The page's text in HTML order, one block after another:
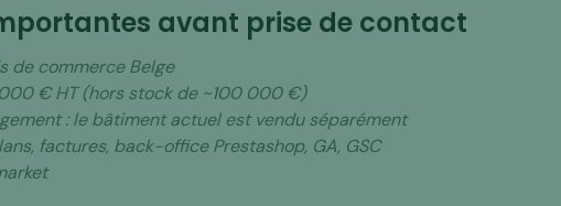
avant prise de contact
de commerce Belge
€ HT (hors stock de ~100 000 €)
: le bâtiment actuel est vendu séparément
factures, back-office Prestashop, GA, GSC